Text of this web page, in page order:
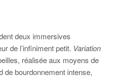
deux immersives
de l’infiniment petit. Variation
réalisée aux moyens de
de bourdonnement intense,